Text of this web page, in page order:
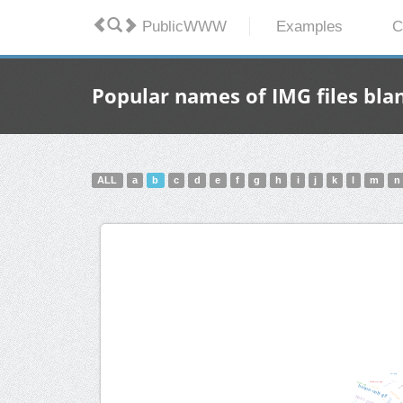
PublicWWW Examples
Popular names of IMG files
ALL a b c d e f g h i j k m n
button-only.gif block.gif
ba18.jpg
border.jpg
bot.png
blank_star.png
bg-4c.png